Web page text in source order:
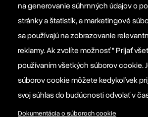
Manifesto EPP
Informačná povinnosť
Nastavenia súborov
na generovanie súhrnných údajov o
stránky a štatistík, a marketingové
sa používajú na zobrazovanie
reklamy. Ak zvolíte možnosť " Prijať
používaním všetkých súborov cookie.
súborov cookie môžete kedykoľvek
svoj súhlas do budúcnosti odvolať v
Dokumentácia o súboroch cookie